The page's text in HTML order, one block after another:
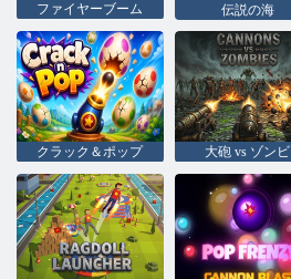
ファイヤーブーム 伝説の海
クラック＆ポップ 大砲 vs ゾンビ